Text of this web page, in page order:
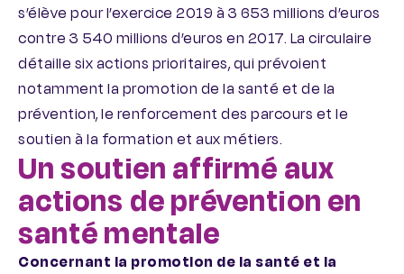
s’élève pour l’exercice 2019 à 3 653 millions d’euros
contre 3 540 millions d’euros en 2017. La circulaire
détaille six actions prioritaires, qui prévoient
notamment la promotion de la santé et de la
prévention, le renforcement des parcours et le
soutien à la formation et aux métiers.
Un soutien affirmé aux
actions de prévention en
santé mentale
Concernant la promotion de la santé et la